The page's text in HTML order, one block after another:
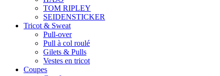
TOM RIPLEY
SEIDENSTICKER
Tricot & Sweat
Pull-over
Pull à col roulé
Gilets & Pulls
Vestes en tricot
Coupes